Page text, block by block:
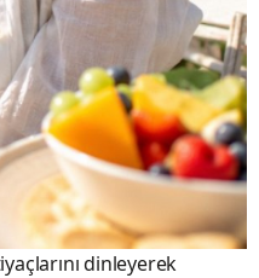
dinleyerek